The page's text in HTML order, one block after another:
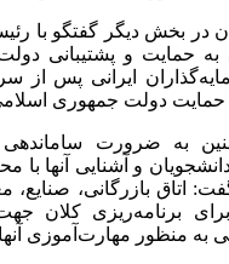
در بخش دیگر گفتگو با
به حمایت و پشتیبانی دولت
ایرانی پس از
حمایت دولت جمهوری
به ضرورت
و آشنایی آنها
اتاق بازرگانی، صنایع،
برای برنامه‌ریزی کلان
به منظور مهارت‌آموزی آنها